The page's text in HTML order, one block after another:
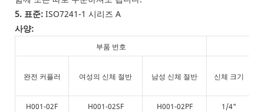
5. 표준: ISO7241-1 시리즈 A
사양:
부품 번호
완전 커플러 여성의 신체 절반 남성 신체 절반 신체 크기
H001-02F H001-02SF H001-02PF
1/4"